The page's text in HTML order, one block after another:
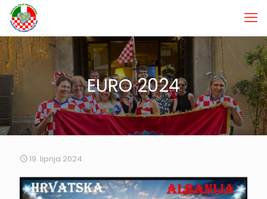
EURO 2024
19. lipnja 2024.